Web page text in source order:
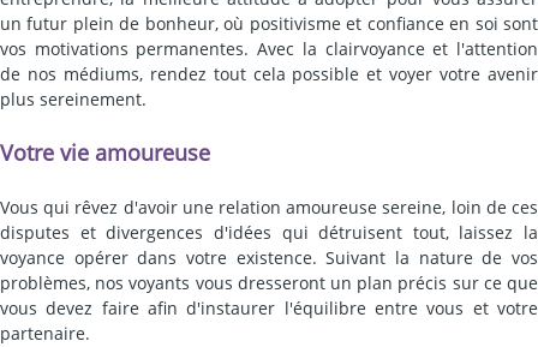
un futur plein de bonheur, où positivisme et confiance en soi sont
vos motivations permanentes. Avec la clairvoyance et l'attention
de nos médiums, rendez tout cela possible et voyer votre avenir
plus sereinement.
Votre vie amoureuse
Vous qui rêvez d'avoir une relation amoureuse sereine, loin de ces
disputes et divergences d'idées qui détruisent tout, laissez la
voyance opérer dans votre existence. Suivant la nature de vos
problèmes, nos voyants vous dresseront un plan précis sur ce que
vous devez faire afin d'instaurer l'équilibre entre vous et votre
partenaire.